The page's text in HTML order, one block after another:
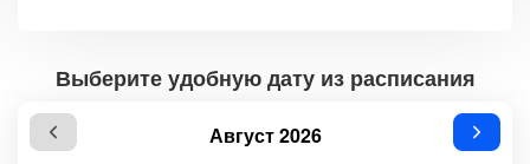
Выберите удобную дату из расписания
Август 2026